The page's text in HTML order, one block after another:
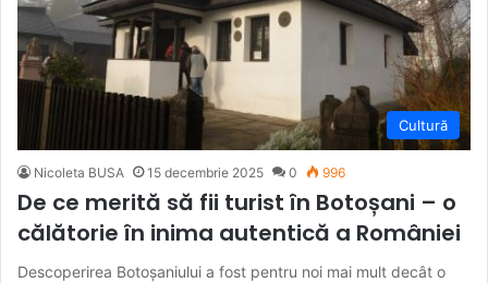
Cultură
Nicoleta BUSA 15 decembrie 2025 0 996
De ce merită să fii turist în Botoșani – o
călătorie în inima autentică a României
Descoperirea Botoșaniului a fost pentru noi mai mult decât o